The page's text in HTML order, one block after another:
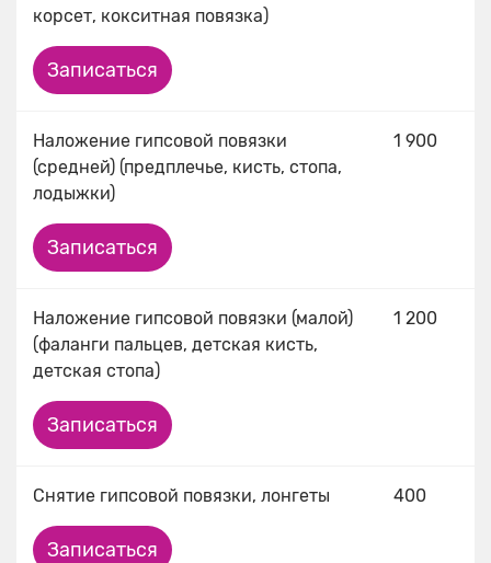
корсет, кокситная повязка)
Записаться
Наложение гипсовой повязки
(средней) (предплечье, кисть, стопа,
лодыжки)
1 900
Записаться
Наложение гипсовой повязки (малой)
(фаланги пальцев, детская кисть,
детская стопа)
1 200
Записаться
Снятие гипсовой повязки, лонгеты 400
Записаться